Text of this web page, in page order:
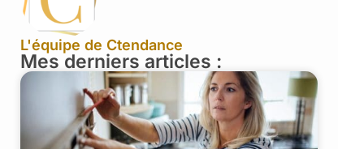
L'équipe de Ctendance
Mes derniers articles :